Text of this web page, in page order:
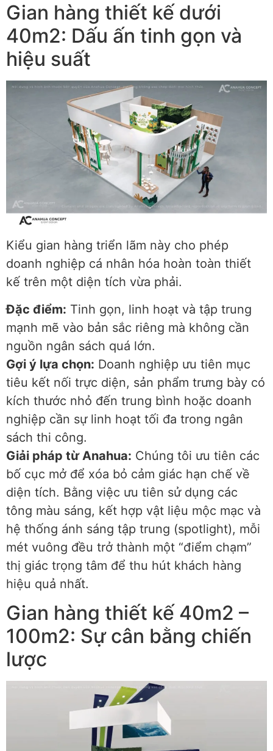
Gian hàng thiết kế dưới
40m2: Dấu ấn tinh gọn và
hiệu suất
Kiểu gian hàng triển lãm này cho phép
doanh nghiệp cá nhân hóa hoàn toàn thiết
kế trên một diện tích vừa phải.
Đặc điểm: Tinh gọn, linh hoạt và tập trung
mạnh mẽ vào bản sắc riêng mà không cần
nguồn ngân sách quá lớn.
Gợi ý lựa chọn: Doanh nghiệp ưu tiên mục
tiêu kết nối trực diện, sản phẩm trưng bày có
kích thước nhỏ đến trung bình hoặc doanh
nghiệp cần sự linh hoạt tối đa trong ngân
sách thi công.
Giải pháp từ Anahua: Chúng tôi ưu tiên các
bố cục mở để xóa bỏ cảm giác hạn chế về
diện tích. Bằng việc ưu tiên sử dụng các
tông màu sáng, kết hợp vật liệu mộc mạc và
hệ thống ánh sáng tập trung (spotlight), mỗi
mét vuông đều trở thành một “điểm chạm”
thị giác trọng tâm để thu hút khách hàng
hiệu quả nhất.
Gian hàng thiết kế 40m2 –
100m2: Sự cân bằng chiến
lược